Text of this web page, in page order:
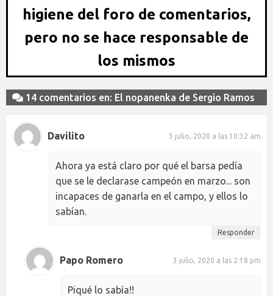
higiene del foro de comentarios,
pero no se hace responsable de
los mismos
14 comentarios en: El nopanenka de Sergio Ramos
Davilito 3 julio, 2020 a las 10:32 am
Ahora ya está claro por qué el barsa pedía
que se le declarase campeón en marzo... son
incapaces de ganarla en el campo, y ellos lo
sabían.
Responder
Papo Romero 3 julio, 2020 a las 2:18 pm
Piqué lo sabía!!